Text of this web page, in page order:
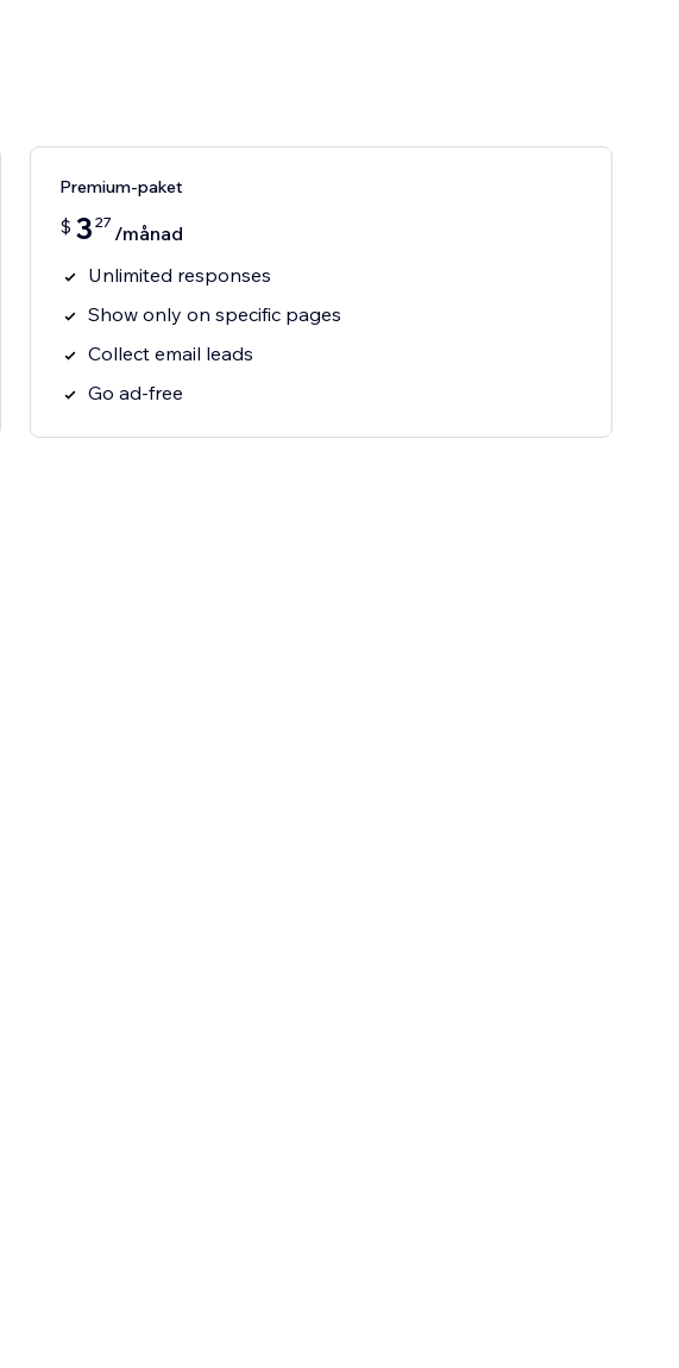
Premium-paket
$ 3 27 /månad
Unlimited responses
Show only on specific pages
Collect email leads
Go ad-free